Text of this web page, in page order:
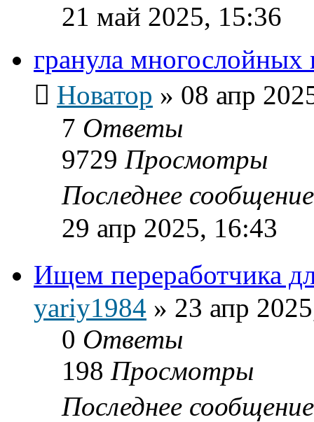
21 май 2025, 15:36
гранула многослойных
Новатор » 08 апр
7 Ответы
9729 Просмотры
Последнее
29 апр 2025, 16:43
Ищем переработчика
yariy1984 » 23 апр
0 Ответы
198 Просмотры
Последнее